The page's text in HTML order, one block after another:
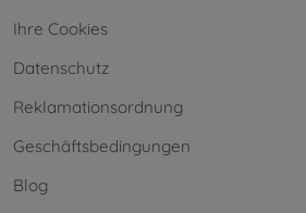
Ihre Cookies
Datenschutz
Reklamationsordnung
Geschäftsbedingungen
Blog